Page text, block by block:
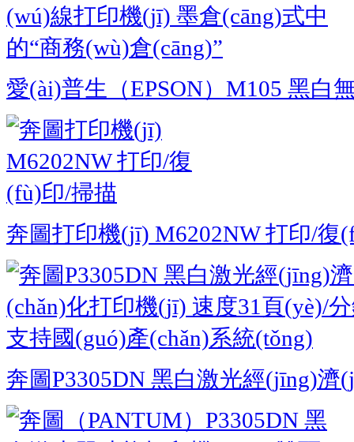
愛(ài)普生（EPSON）M105 黑白
奔圖打印機(jī) M6202NW 打印/復
奔圖P3305DN 黑白激光經(jīng)濟